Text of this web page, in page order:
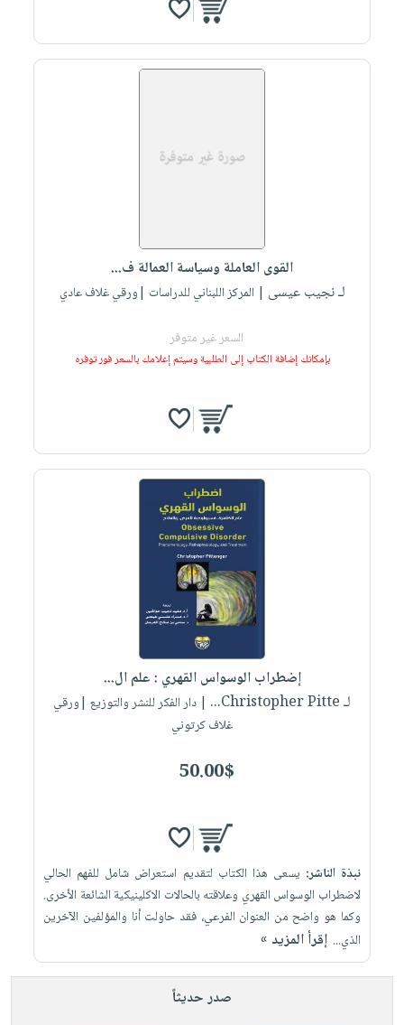
القوى العاملة وسياسة العمالة ف...
لـ نجيب عيسى | المركز اللبناني للدراسات |ورقي غلاف عادي
السعر غير متوفر
بإمكانك إضافة الكتاب إلى الطلبية وسيتم إعلامك بالسعر فور توفره
إضطراب الوسواس القهري : علم ال...
لـ Christopher Pitte...
| دار الفكر للنشر والتوزيع |ورقي
غلاف كرتوني
50.00$
نبذة الناشر: يسعى هذا الكتاب لتقديم استعراض شامل للفهم الحالي
لاضطراب الوسواس القهري وعلاقته بالحالات الاكلينيكية الشائعة الأخرى.
وكما هو واضح من العنوان الفرعي، فقد حاولت أنا والمؤلفين الآخرين
الذي... إقرأ المزيد »
صدر حديثاً